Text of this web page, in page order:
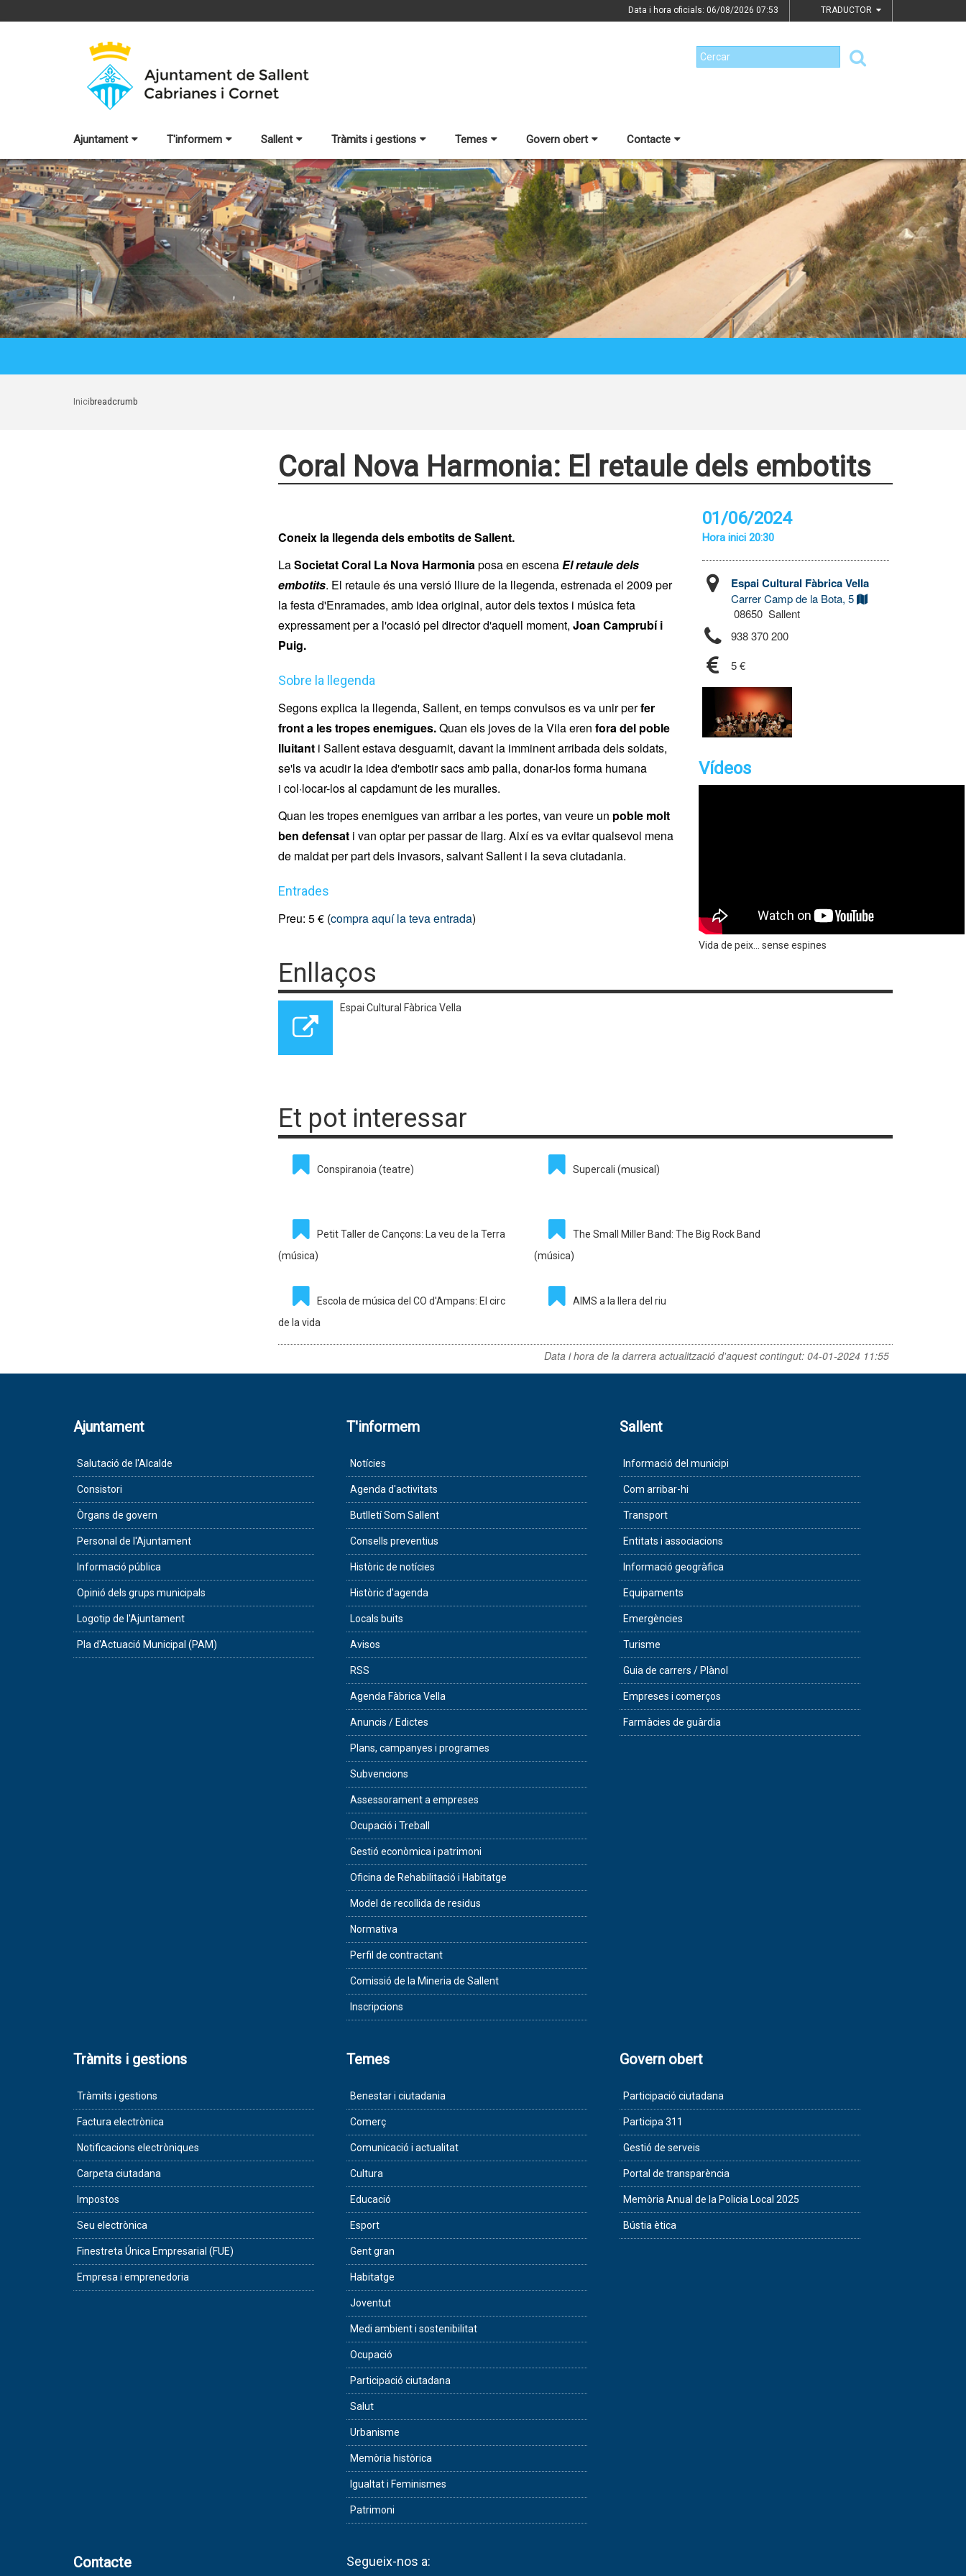
Data i hora oficials: 06/08/2026 07:53 TRADUCTOR
Ajuntament T'informem Sallent Tràmits i gestions Temes Govern obert Contacte
Inici breadcrumb
Coral Nova Harmonia: El retaule dels embotits
Coneix la llegenda dels embotits de Sallent.
LaSocietat Coral La Nova Harmoniaposa en escenaEl retaule dels
embotits. El retaule és una versió lliure de la llegenda, estrenada el 2009 per
la festa d'Enramades, amb idea original, autor dels textos i música feta
expressament per a l'ocasió pel director d'aquell moment, Joan Camprubí i
Puig.
Sobre la llegenda
Segons explica la llegenda, Sallent, en temps convulsos es va unir perfer
front a les tropes enemigues.Quan els joves de la Vila eren fora del poble
lluitant i Sallent estava desguarnit, davant la imminent arribada dels soldats,
se'ls va acudir la idea d'embotir sacs amb palla, donar-los forma humana
i col·locar-los al capdamunt de les muralles.
Quan les tropes enemigues van arribar a les portes, van veure un poble molt
ben defensat i van optar per passar de llarg. Així es va evitar qualsevol mena
de maldat per part dels invasors, salvant Sallent i la seva ciutadania.
Entrades
Preu: 5 € (compra aquí la teva entrada)
01/06/2024
Hora inici 20:30
Espai Cultural Fàbrica Vella
Carrer Camp de la Bota, 5
08650 Sallent
938 370 200
5 €
Vídeos
Vida de peix... sense espines
Enllaços
Espai Cultural Fàbrica Vella
Et pot interessar
Conspiranoia (teatre) Supercali (musical)
Petit Taller de Cançons: La veu de la Terra
(música)
The Small Miller Band: The Big Rock Band
(música)
Escola de música del CO d'Ampans: El circ
de la vida
AIMS a la llera del riu
Data i hora de la darrera actualització d'aquest contingut: 04-01-2024 11:55
Ajuntament
Salutació de l'Alcalde
Consistori
Òrgans de govern
Personal de l'Ajuntament
Informació pública
Opinió dels grups municipals
Logotip de l'Ajuntament
Pla d'Actuació Municipal (PAM)
T'informem
Notícies
Agenda d'activitats
Butlletí Som Sallent
Consells preventius
Històric de notícies
Històric d'agenda
Locals buits
Avisos
RSS
Agenda Fàbrica Vella
Anuncis / Edictes
Plans, campanyes i programes
Subvencions
Assessorament a empreses
Ocupació i Treball
Gestió econòmica i patrimoni
Oficina de Rehabilitació i Habitatge
Model de recollida de residus
Normativa
Perfil de contractant
Comissió de la Mineria de Sallent
Inscripcions
Sallent
Informació del municipi
Com arribar-hi
Transport
Entitats i associacions
Informació geogràfica
Equipaments
Emergències
Turisme
Guia de carrers / Plànol
Empreses i comerços
Farmàcies de guàrdia
Tràmits i gestions
Tràmits i gestions
Factura electrònica
Notificacions electròniques
Carpeta ciutadana
Impostos
Seu electrònica
Finestreta Única Empresarial (FUE)
Empresa i emprenedoria
Temes
Benestar i ciutadania
Comerç
Comunicació i actualitat
Cultura
Educació
Esport
Gent gran
Habitatge
Joventut
Medi ambient i sostenibilitat
Ocupació
Participació ciutadana
Salut
Urbanisme
Memòria històrica
Igualtat i Feminismes
Patrimoni
Govern obert
Participació ciutadana
Participa 311
Gestió de serveis
Portal de transparència
Memòria Anual de la Policia Local 2025
Bústia ètica
Contacte Segueix-nos a: